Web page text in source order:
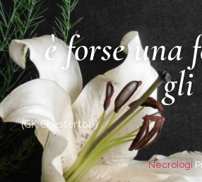
è forse una
gli
(GK Chesterton)
Necrologi